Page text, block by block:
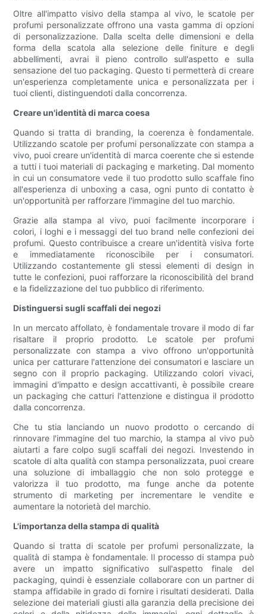
Oltre all'impatto visivo della stampa al vivo, le scatole per
profumi personalizzate offrono una vasta gamma di opzioni
di personalizzazione. Dalla scelta delle dimensioni e della
forma della scatola alla selezione delle finiture e degli
abbellimenti, avrai il pieno controllo sull'aspetto e sulla
sensazione del tuo packaging. Questo ti permetterà di creare
un'esperienza completamente unica e personalizzata per i
tuoi clienti, distinguendoti dalla concorrenza.
Creare un'identità di marca coesa
Quando si tratta di branding, la coerenza è fondamentale.
Utilizzando scatole per profumi personalizzate con stampa a
vivo, puoi creare un'identità di marca coerente che si estende
a tutti i tuoi materiali di packaging e marketing. Dal momento
in cui un consumatore vede il tuo prodotto sullo scaffale fino
all'esperienza di unboxing a casa, ogni punto di contatto è
un'opportunità per rafforzare l'immagine del tuo marchio.
Grazie alla stampa al vivo, puoi facilmente incorporare i
colori, i loghi e i messaggi del tuo brand nelle confezioni dei
profumi. Questo contribuisce a creare un'identità visiva forte
e immediatamente riconoscibile per i consumatori.
Utilizzando costantemente gli stessi elementi di design in
tutte le confezioni, puoi rafforzare la riconoscibilità del brand
e la fidelizzazione del tuo pubblico di riferimento.
Distinguersi sugli scaffali dei negozi
In un mercato affollato, è fondamentale trovare il modo di far
risaltare il proprio prodotto. Le scatole per profumi
personalizzate con stampa a vivo offrono un'opportunità
unica per catturare l'attenzione dei consumatori e lasciare un
segno con il proprio packaging. Utilizzando colori vivaci,
immagini d'impatto e design accattivanti, è possibile creare
un packaging che catturi l'attenzione e distingua il prodotto
dalla concorrenza.
Che tu stia lanciando un nuovo prodotto o cercando di
rinnovare l'immagine del tuo marchio, la stampa al vivo può
aiutarti a fare colpo sugli scaffali dei negozi. Investendo in
scatole di alta qualità con stampa personalizzata, puoi creare
una soluzione di imballaggio che non solo protegge e
valorizza il tuo prodotto, ma funge anche da potente
strumento di marketing per incrementare le vendite e
aumentare la notorietà del marchio.
L'importanza della stampa di qualità
Quando si tratta di scatole per profumi personalizzate, la
qualità di stampa è fondamentale. Il processo di stampa può
avere un impatto significativo sull'aspetto finale del
packaging, quindi è essenziale collaborare con un partner di
stampa affidabile in grado di fornire i risultati desiderati. Dalla
selezione dei materiali giusti alla garanzia della precisione dei